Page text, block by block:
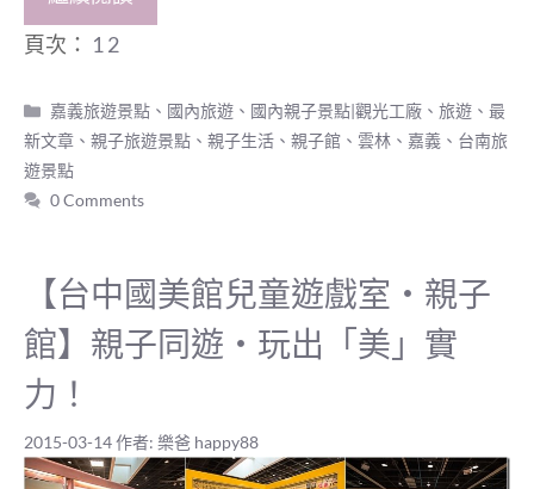
頁次： 1 2
分
類
嘉義旅遊景點 、 國內旅遊 、 國內親子景點|觀光工廠 、旅遊 、最
新文章 、 親子旅遊景點 、 親子生活 、 親子館 、 雲林、嘉義、台南旅
遊景點
0 Comments
【台中國美館兒童遊戲室‧親子
館】親子同遊‧玩出「美」實
力！
2015-03-14作者: 樂爸 happy88